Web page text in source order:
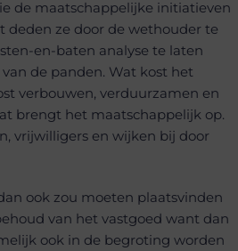
de maatschappelijke initiatieven
deden ze door de wethouder te
en-baten analyse te laten
de panden. Wat kost het
verbouwen, verduurzamen en
brengt het maatschappelijk op.
vrijwilligers en wijken bij door
ook zou moeten plaatsvinden
van het vastgoed want dan
ook in de begroting worden